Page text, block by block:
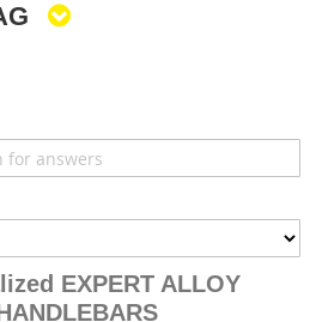
EXPERT ALLOY